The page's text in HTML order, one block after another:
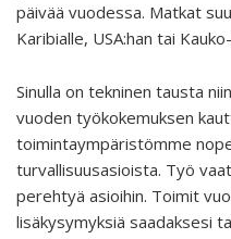
päivää vuodessa. Matkat
Karibialle, USA:han tai
Sinulla on tekninen tausta
vuoden työkokemuksen
toimintaympäristömme
turvallisuusasioista. Työ
perehtyä asioihin. Toimit
lisäkysymyksiä saadaksesi